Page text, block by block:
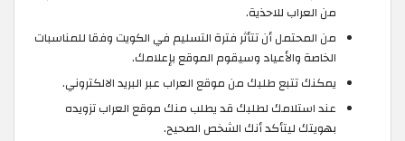
من العراب للاحذية.
من المحتمل أن تتأثر فترة التسليم في الكويت وفقا للمناسبات
الخاصة والأعياد وسيقوم الموقع بإعلامك.
يمكنك تتبع طلبك من موقع العراب عبر البريد الالكتروني.
عند استلامك لطلبك قد يطلب منك موقع العراب تزويده
بهويتك ليتأكد أنك الشخص الصحيح.